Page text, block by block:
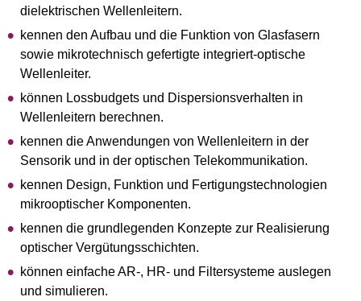
dielektrischen Wellenleitern.
kennen den Aufbau und die Funktion von Glasfasern
sowie mikrotechnisch gefertigte integriert-optische
Wellenleiter.
können Lossbudgets und Dispersionsverhalten in
Wellenleitern berechnen.
kennen die Anwendungen von Wellenleitern in der
Sensorik und in der optischen Telekommunikation.
kennen Design, Funktion und Fertigungstechnologien
mikrooptischer Komponenten.
kennen die grundlegenden Konzepte zur Realisierung
optischer Vergütungsschichten.
können einfache AR-, HR- und Filtersysteme auslegen
und simulieren.